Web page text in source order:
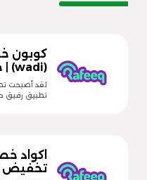
كوبون
(wadi) | خصم…
لقد أصبحت
تطبيق رفيق
تخفيض 50 ريال